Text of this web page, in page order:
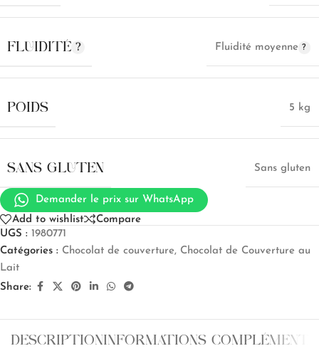
FLUIDITÉ Fluidité moyenne
POIDS 5 kg
SANS GLUTEN Sans gluten
Demander le prix sur WhatsApp
Add to wishlist
Compare
UGS : 1980771
Catégories : Chocolat de couverture, Chocolat de Couverture au
Lait
Share:
DESCRIPTIONINFORMATIONS